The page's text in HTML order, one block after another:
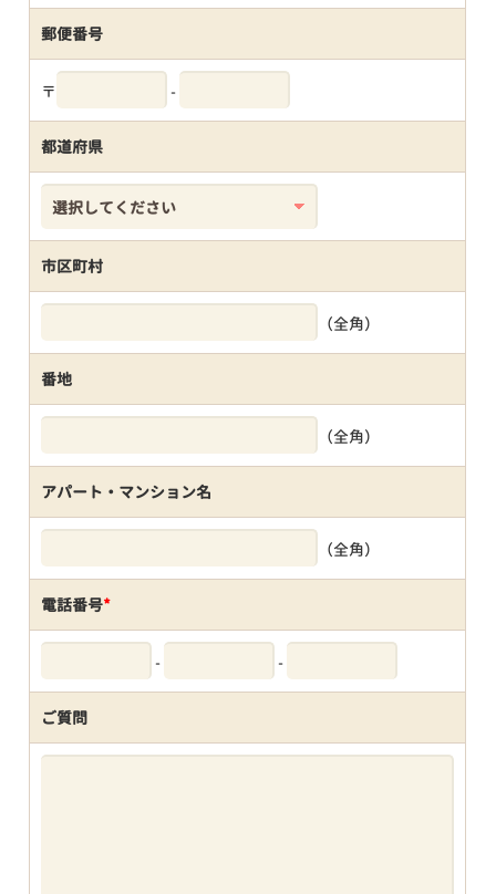
郵便番号
〒 -
都道府県
市区町村
（全角）
番地
（全角）
アパート・マンション名
（全角）
電話番号*
- -
ご質問